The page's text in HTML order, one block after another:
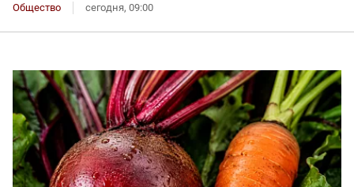
Общество сегодня, 09:00